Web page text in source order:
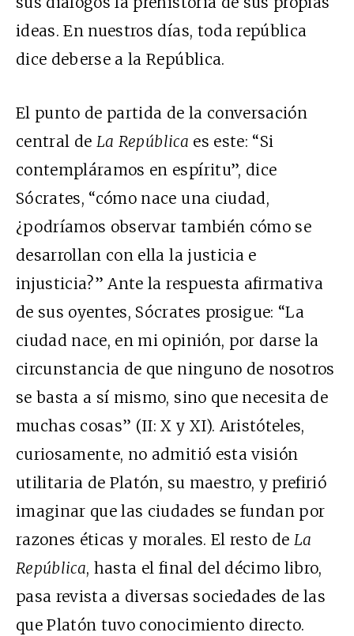
ideas. En nuestros días, toda república
dice deberse a la República.
El punto de partida de la conversación
central de La República es este: “Si
contempláramos en espíritu”, dice
Sócrates, “cómo nace una ciudad,
¿podríamos observar también cómo se
desarrollan con ella la justicia e
injusticia?” Ante la respuesta afirmativa
de sus oyentes, Sócrates prosigue: “La
ciudad nace, en mi opinión, por darse la
circunstancia de que ninguno de nosotros
se basta a sí mismo, sino que necesita de
muchas cosas” (II: X y XI). Aristóteles,
curiosamente, no admitió esta visión
utilitaria de Platón, su maestro, y prefirió
imaginar que las ciudades se fundan por
razones éticas y morales. El resto de La
República, hasta el final del décimo libro,
pasa revista a diversas sociedades de las
que Platón tuvo conocimiento directo.